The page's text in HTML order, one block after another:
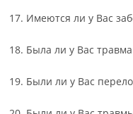
17. Имеются ли у Вас
18. Была ли у Вас
19. Были ли у Вас